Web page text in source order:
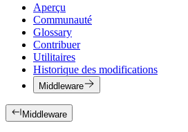
Aperçu
Communauté
Glossary
Contribuer
Utilitaires
Historique des modifications
Middleware
Middleware